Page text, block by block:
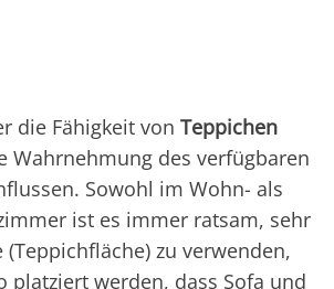
die Fähigkeit von Teppichen
Wahrnehmung des verfügbaren
Sowohl im Wohn- als
ist es immer ratsam, sehr
(Teppichfläche) zu verwenden,
platziert werden, dass Sofa und